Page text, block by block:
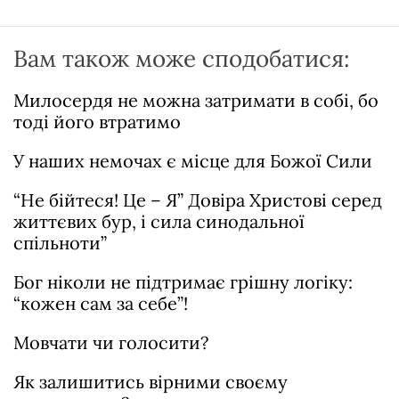
Вам також може сподобатися:
Милосердя не можна затримати в собі, бо
тоді його втратимо
У наших немочах є місце для Божої Сили
“Не бійтеся! Це – Я” Довіра Христові серед
життєвих бур, і сила синодальної
спільноти”
Бог ніколи не підтримає грішну логіку:
“кожен сам за себе”!
Мовчати чи голосити?
Як залишитись вірними своєму